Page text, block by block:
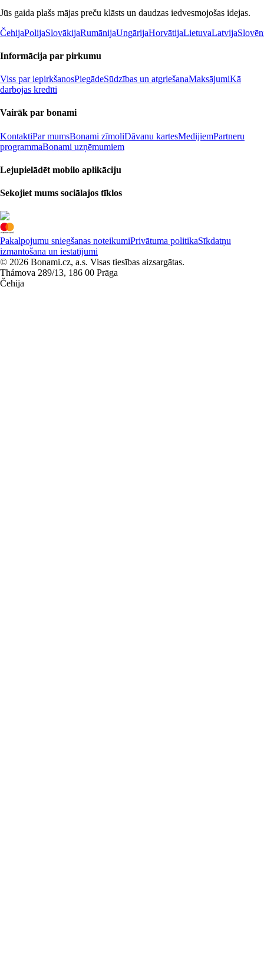
Jūs gaida plašs mājas preču klāsts un daudzas iedvesmojošas idejas.
ČehijaPolijaSlovākijaRumānijaUngārijaHorvātijaLietuvaLatvija
Informācija par pirkumu
Viss par iepirkšanosPiegādeSūdzības un atgriešanaMaksājumiKā
darbojas kredīti
Vairāk par bonami
KontaktiPar mumsBonami zīmoliDāvanu kartesMedijiemPartneru
programmaBonami uzņēmumiem
Lejupielādēt mobilo aplikāciju
Sekojiet mums sociālajos tīklos
Pakalpojumu sniegšanas noteikumiPrivātuma politikaSīkdatņu
izmantošana un iestatījumi
© 2026 Bonami.cz, a.s. Visas tiesības aizsargātas.
Thámova 289/13, 186 00 Prāga
Čehija